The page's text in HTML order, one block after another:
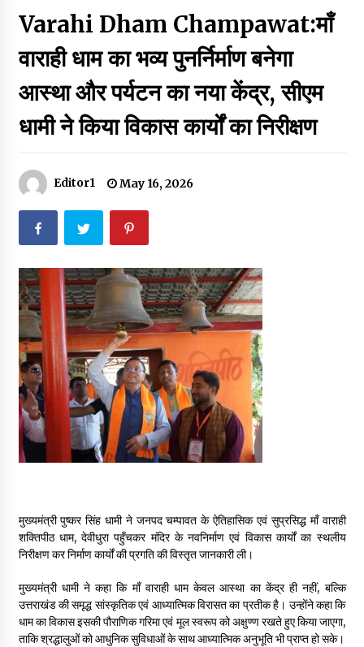
Thought Of The Day 7 September
September 7, 2023
Thought Of The Day 6 September
September 6, 2023
May 18, 2022
Thought Of The Day 17 May
May 17, 2022
Thought Of The Day 16 May
May 16, 2022
Thought Of The Day 14 May
May 14, 2022
Thought Of The Day 12 May
May 12, 2022
Thought Of The Day 11 May
May 11, 2022
Varahi Dham Champawat:माँ
वाराही धाम का भव्य पुनर्निर्माण बनेगा
आस्था और पर्यटन का नया केंद्र, सीएम
धामी ने किया विकास कार्यों का निरीक्षण
Editor1 May 16, 2026
मुख्यमंत्री पुष्कर सिंह धामी ने जनपद चम्पावत के ऐतिहासिक एवं सुप्रसिद्ध माँ वाराही
शक्तिपीठ धाम, देवीधुरा पहुँचकर मंदिर के नवनिर्माण एवं विकास कार्यों का स्थलीय
निरीक्षण कर निर्माण कार्यों की प्रगति की विस्तृत जानकारी ली।
मुख्यमंत्री धामी ने कहा कि माँ वाराही धाम केवल आस्था का केंद्र ही नहीं, बल्कि
उत्तराखंड की समृद्ध सांस्कृतिक एवं आध्यात्मिक विरासत का प्रतीक है। उन्होंने कहा कि
धाम का विकास इसकी पौराणिक गरिमा एवं मूल स्वरूप को अक्षुण्ण रखते हुए किया जाएगा,
ताकि श्रद्धालुओं को आधुनिक सुविधाओं के साथ आध्यात्मिक अनुभूति भी प्राप्त हो सके।